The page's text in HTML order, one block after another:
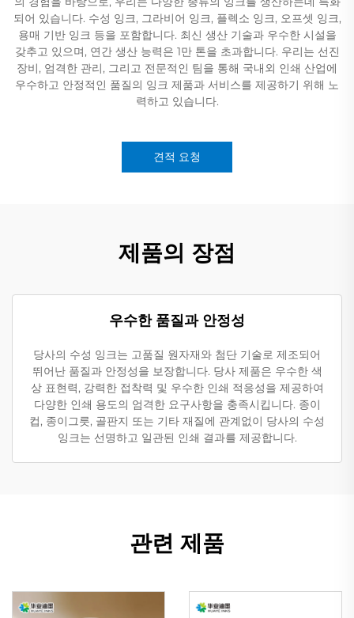
되어 있습니다. 수성 잉크, 그라비어 잉크, 플렉소 잉크, 오프셋 잉크,
용매 기반 잉크 등을 포함합니다. 최신 생산 기술과 우수한 시설을
갖추고 있으며, 연간 생산 능력은 1만 톤을 초과합니다. 우리는 선진
장비, 엄격한 관리, 그리고 전문적인 팀을 통해 국내외 인쇄 산업에
우수하고 안정적인 품질의 잉크 제품과 서비스를 제공하기 위해 노
력하고 있습니다.
견적 요청
제품의 장점
우수한 품질과 안정성
당사의 수성 잉크는 고품질 원자재와 첨단 기술로 제조되어
뛰어난 품질과 안정성을 보장합니다. 당사 제품은 우수한 색
상 표현력, 강력한 접착력 및 우수한 인쇄 적응성을 제공하여
다양한 인쇄 용도의 엄격한 요구사항을 충족시킵니다. 종이
컵, 종이그릇, 골판지 또는 기타 재질에 관계없이 당사의 수성
잉크는 선명하고 일관된 인쇄 결과를 제공합니다.
관련 제품